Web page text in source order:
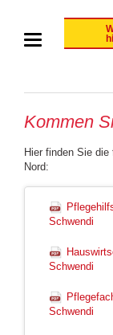
Kommen
Hier finden Sie
Nord:
Schwendi
Schwendi
Schwendi